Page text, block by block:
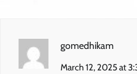
gomedhikam
March 12, 2025 at